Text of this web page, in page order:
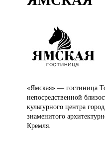
«Ямская» —гостиница
непосредственной
культурного центра
знаменитого
Кремля.